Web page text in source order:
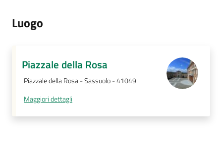
Luogo
Piazzale della Rosa
Piazzale della Rosa - Sassuolo - 41049
Maggiori dettagli